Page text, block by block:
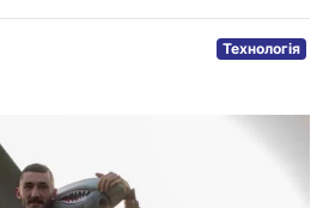
Технологія